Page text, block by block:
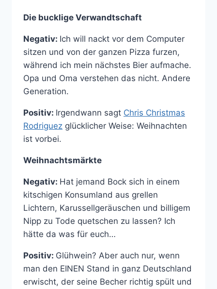
Die bucklige Verwandtschaft
Negativ: Ich will nackt vor dem Computer
sitzen und von der ganzen Pizza furzen,
während ich mein nächstes Bier aufmache.
Opa und Oma verstehen das nicht. Andere
Generation.
Positiv: Irgendwann sagt Chris Christmas
Rodriguez glücklicher Weise: Weihnachten
ist vorbei.
Weihnachtsmärkte
Negativ: Hat jemand Bock sich in einem
kitschigen Konsumland aus grellen
Lichtern, Karussellgeräuschen und billigem
Nipp zu Tode quetschen zu lassen? Ich
hätte da was für euch…
Positiv: Glühwein? Aber auch nur, wenn
man den EINEN Stand in ganz Deutschland
erwischt, der seine Becher richtig spült und